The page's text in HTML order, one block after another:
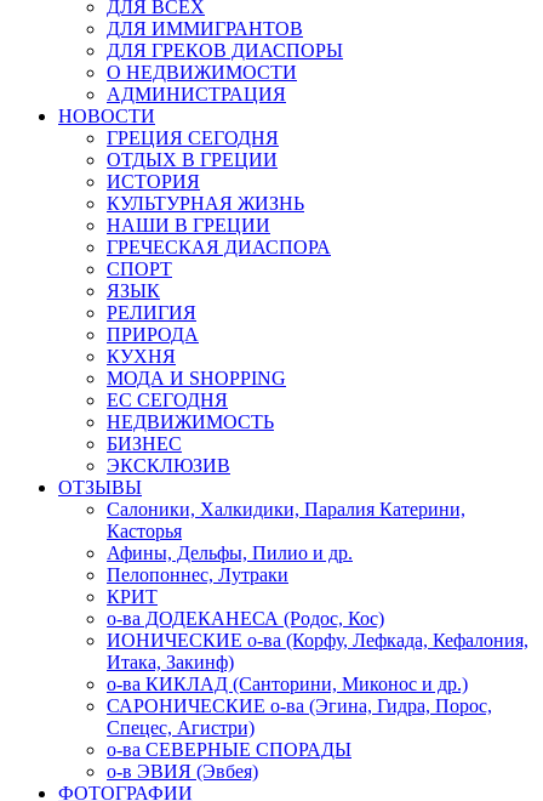
ДЛЯ ВСЕХ
ДЛЯ ИММИГРАНТОВ
ДЛЯ ГРЕКОВ ДИАСПОРЫ
О НЕДВИЖИМОСТИ
АДМИНИСТРАЦИЯ
НОВОСТИ
ГРЕЦИЯ СЕГОДНЯ
ОТДЫХ В ГРЕЦИИ
ИСТОРИЯ
КУЛЬТУРНАЯ ЖИЗНЬ
НАШИ В ГРЕЦИИ
ГРЕЧЕСКАЯ ДИАСПОРА
СПОРТ
ЯЗЫК
РЕЛИГИЯ
ПРИРОДА
КУХНЯ
МОДА И SHOPPING
ЕС СЕГОДНЯ
НЕДВИЖИМОСТЬ
БИЗНЕС
ЭКСКЛЮЗИВ
ОТЗЫВЫ
Салоники, Халкидики, Паралия Катерини,
Касторья
Афины, Дельфы, Пилио и др.
Пелопоннес, Лутраки
КРИТ
о-ва ДОДЕКАНЕСА (Родос, Кос)
ИОНИЧЕСКИЕ о-ва (Корфу, Лефкада, Кефалония,
Итака, Закинф)
о-ва КИКЛАД (Санторини, Миконос и др.)
САРОНИЧЕСКИЕ о-ва (Эгина, Гидра, Порос,
Спецес, Агистри)
о-ва СЕВЕРНЫЕ СПОРАДЫ
о-в ЭВИЯ (Эвбея)
ФОТОГРАФИИ